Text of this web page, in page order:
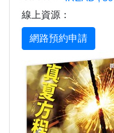
線上資源：